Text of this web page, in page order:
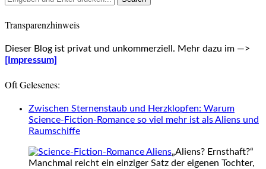
Transparenzhinweis
Dieser Blog ist privat und unkommerziell. Mehr dazu im —>
[Impressum]
Oft Gelesenes:
Zwischen Sternenstaub und Herzklopfen: Warum
Science-Fiction-Romance so viel mehr ist als Aliens und
Raumschiffe
„Aliens? Ernsthaft?“
Manchmal reicht ein einziger Satz der eigenen Tochter,